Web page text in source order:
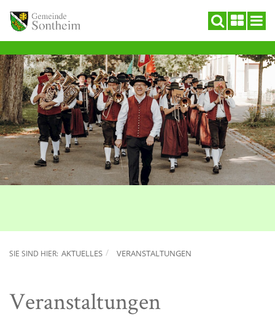
SIE SIND HIER: AKTUELLES VERANSTALTUNGEN
Veranstaltungen